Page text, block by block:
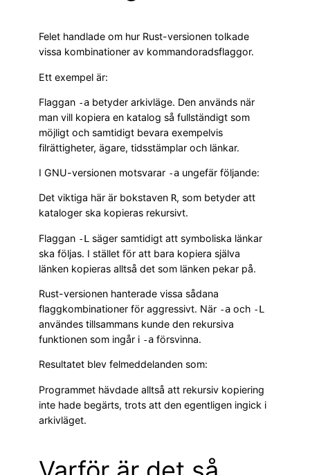
Felet handlade om hur Rust-versionen tolkade
vissa kombinationer av kommandoradsflaggor.
Ett exempel är:
Flaggan -a betyder arkivläge. Den används när
man vill kopiera en katalog så fullständigt som
möjligt och samtidigt bevara exempelvis
filrättigheter, ägare, tidsstämplar och länkar.
I GNU-versionen motsvarar -a ungefär följande:
Det viktiga här är bokstaven R, som betyder att
kataloger ska kopieras rekursivt.
Flaggan -L säger samtidigt att symboliska länkar
ska följas. I stället för att bara kopiera själva
länken kopieras alltså det som länken pekar på.
Rust-versionen hanterade vissa sådana
flaggkombinationer för aggressivt. När -a och -L
användes tillsammans kunde den rekursiva
funktionen som ingår i -a försvinna.
Resultatet blev felmeddelanden som:
Programmet hävdade alltså att rekursiv kopiering
inte hade begärts, trots att den egentligen ingick i
arkivläget.